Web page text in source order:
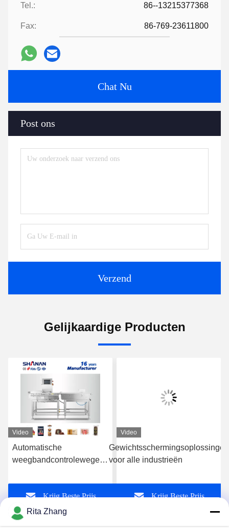
Tel.: 86--13215377368
Fax: 86-769-23611800
Chat Nu
Post ons
Verzend
Gelijkaardige Producten
Video
Automatische
weegbandcontroleweger
voedselverpakkingen
Krijg Beste Prijs
Video
Gewichtsschermingsoplossingen
voor alle industrieën
Krijg Beste Prijs
Rita Zhang